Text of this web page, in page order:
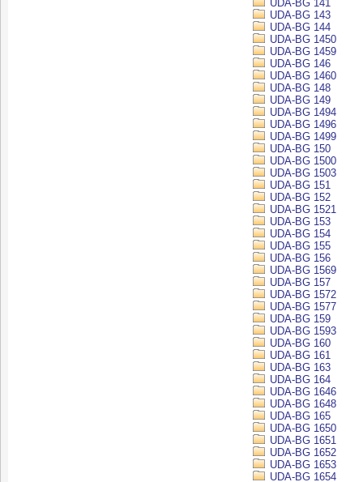
UDA-BG 141
UDA-BG 143
UDA-BG 144
UDA-BG 1450
UDA-BG 1459
UDA-BG 146
UDA-BG 1460
UDA-BG 148
UDA-BG 149
UDA-BG 1494
UDA-BG 1496
UDA-BG 1499
UDA-BG 150
UDA-BG 1500
UDA-BG 1503
UDA-BG 151
UDA-BG 152
UDA-BG 1521
UDA-BG 153
UDA-BG 154
UDA-BG 155
UDA-BG 156
UDA-BG 1569
UDA-BG 157
UDA-BG 1572
UDA-BG 1577
UDA-BG 159
UDA-BG 1593
UDA-BG 160
UDA-BG 161
UDA-BG 163
UDA-BG 164
UDA-BG 1646
UDA-BG 1648
UDA-BG 165
UDA-BG 1650
UDA-BG 1651
UDA-BG 1652
UDA-BG 1653
UDA-BG 1654